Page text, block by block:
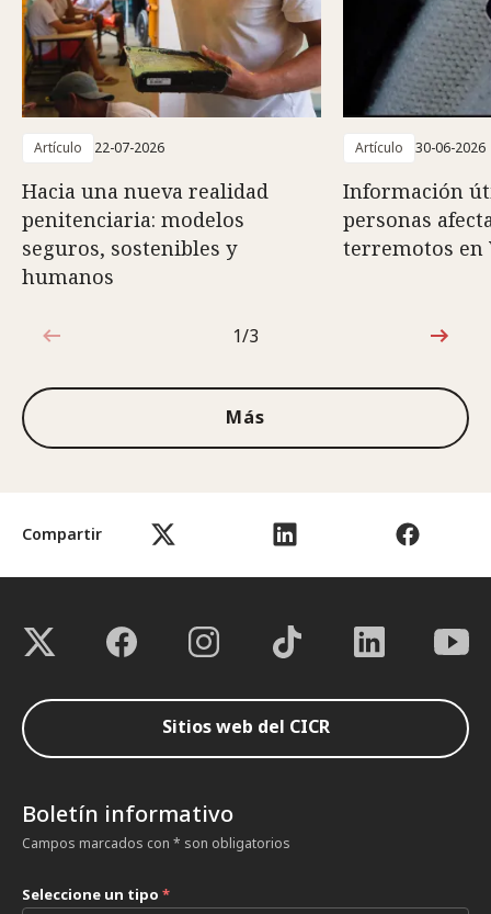
Compartir
Artículo 22-07-2026
Hacia una nueva realidad
penitenciaria: modelos
seguros, sostenibles y
humanos
Artículo 30-06-2026
Información
personas
terremotos en
1de3
1/3
Más
Sitios web del CICR
Boletín informativo
Campos marcados con * son obligatorios
Seleccione un tipo *